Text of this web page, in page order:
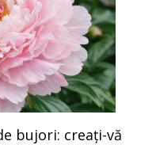
bujori: creați-vă